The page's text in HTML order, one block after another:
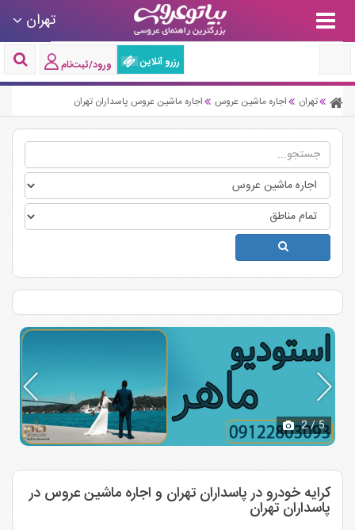
تهران
رزرو آنلاین ورود/ثبت‌نام
تهران اجاره ماشین عروس اجاره ماشین عروس پاسداران تهران
2/ 5
کرایه خودرو در پاسداران تهران و اجاره ماشین عروس در
پاسداران تهران